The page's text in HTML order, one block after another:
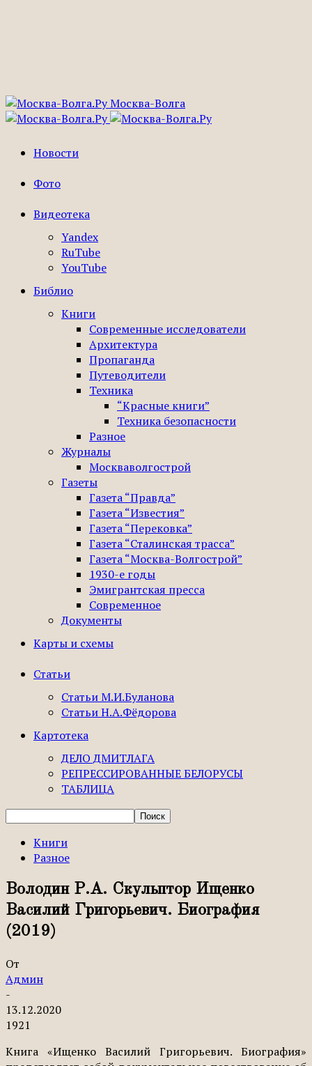
Москва-Волга
Новости
Фото
Видеотека
Yandex
RuTube
YouTube
Библио
Книги
Современные исследователи
Архитектура
Пропаганда
Путеводители
Техника
“Красные книги”
Техника безопасности
Разное
Журналы
Москваволгострой
Газеты
Газета “Правда”
Газета “Известия”
Газета “Перековка”
Газета “Сталинская трасса”
Газета “Москва-Волгострой”
1930-е годы
Эмигрантская пресса
Современное
Документы
Карты и схемы
Статьи
Статьи М.И.Буланова
Статьи Н.А.Фёдорова
Картотека
ДЕЛО ДМИТЛАГА
РЕПРЕССИРОВАННЫЕ БЕЛОРУСЫ
ТАБЛИЦА
Книги
Разное
Володин Р.А. Скульптор Ищенко
Василий Григорьевич. Биография
(2019)
От
Админ
-
13.12.2020
1921
Книга «Ищенко Василий Григорьевич. Биография»